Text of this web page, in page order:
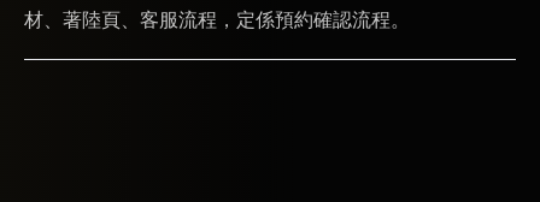
材、著陸頁、客服流程，定係預約確認流程。